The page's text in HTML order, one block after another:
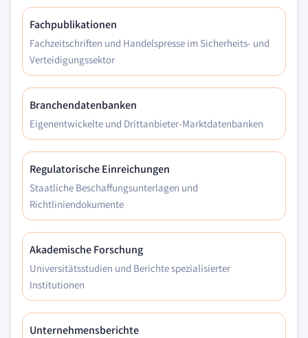
Fachpublikationen
Fachzeitschriften und Handelspresse im Sicherheits- und
Verteidigungssektor
Branchendatenbanken
Eigenentwickelte und Drittanbieter-Marktdatenbanken
Regulatorische Einreichungen
Staatliche Beschaffungsunterlagen und
Richtliniendokumente
Akademische Forschung
Universitätsstudien und Berichte spezialisierter
Institutionen
Unternehmensberichte